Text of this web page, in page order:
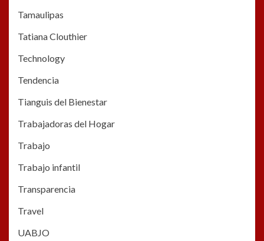
Tamaulipas
Tatiana Clouthier
Technology
Tendencia
Tianguis del Bienestar
Trabajadoras del Hogar
Trabajo
Trabajo infantil
Transparencia
Travel
UABJO